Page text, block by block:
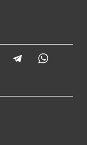
LinkedIn Telegram